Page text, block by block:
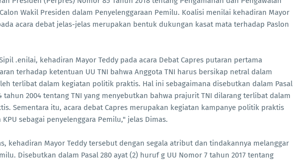
Wakil Presiden dalam Penyelenggaraan Pemilu. Koalisi menilai kehadiran Mayor
acara debat jelas-jelas merupakan bentuk dukungan kasat mata terhadap Paslon
.enilai, kehadiran Mayor Teddy pada acara Debat Capres putaran pertama
terhadap ketentuan UU TNI bahwa Anggota TNI harus bersikap netral dalam
terlibat dalam kegiatan politik praktis. Hal ini sebagaimana disebutkan dalam Pasal
tahun 2004 tentang TNI yang menyebutkan bahwa prajurit TNI dilarang terlibat dalam
Sementara itu, acara debat Capres merupakan kegiatan kampanye politik praktis
sebagai penyelenggara Pemilu," jelas Dimas.
kehadiran Mayor Teddy tersebut dengan segala atribut dan tindakannya melanggar
Disebutkan dalam Pasal 280 ayat (2) huruf g UU Nomor 7 tahun 2017 tentang